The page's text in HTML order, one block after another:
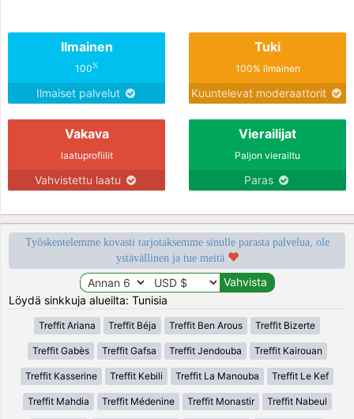
Ilmainen
100%
Ilmaiset palvelut
Tuki
100% ilmainen
Kuuntelevat moderaattorit
Vakava
laatuprofiilit
Vahvistettu laatu
Vierailijat
Paljon vierailtu
Paras
Työskentelemme kovasti tarjotaksemme sinulle parasta palvelua, ole
ystävällinen ja tue meitä
Löydä sinkkuja alueilta: Tunisia
Treffit Ariana Treffit Béja Treffit Ben Arous Treffit Bizerte
Treffit Gabès Treffit Gafsa Treffit Jendouba Treffit Kairouan
Treffit Kasserine Treffit Kebili Treffit La Manouba Treffit Le Kef
Treffit Mahdia Treffit Médenine Treffit Monastir Treffit Nabeul